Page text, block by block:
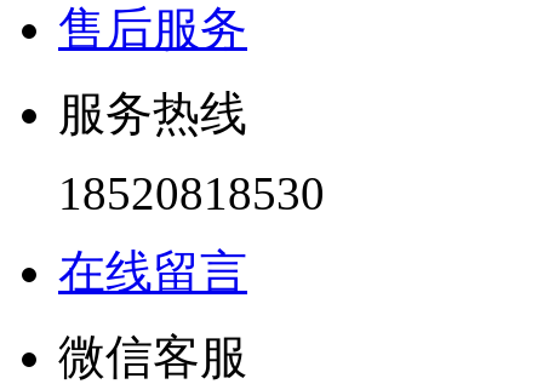
售后服务
服务热线
18520818530
在线留言
微信客服